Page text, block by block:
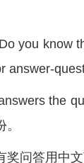
you know
answer-
the
奖问答用中